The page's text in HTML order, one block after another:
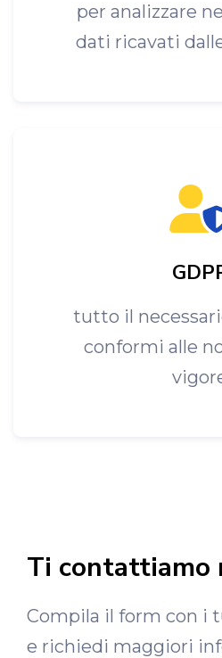
per analizzare
dati ricavati
tutto il
conformi alle
Ti contattiamo
Compila il form con i
e richiedi maggiori